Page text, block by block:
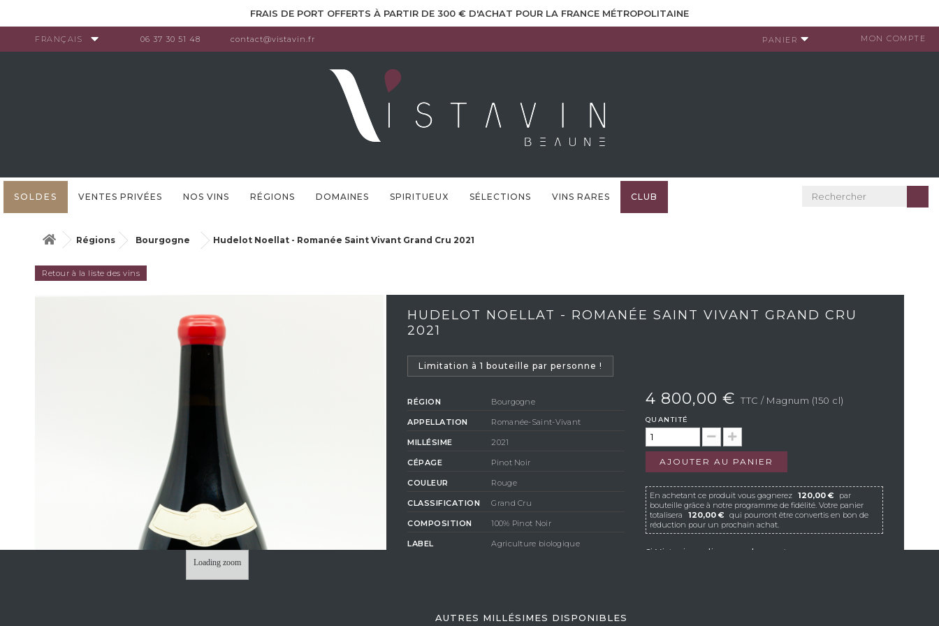
FRAIS DE PORT OFFERTS À PARTIR DE 300 € D'ACHAT POUR LA FRANCE MÉTROPOLITAINE
MON COMPTE
FRANÇAIS 06 37 30 51 48 contact@vistavin.fr PANIER
SOLDES VENTES PRIVÉES NOS VINS RÉGIONS DOMAINES SPIRITUEUX SÉLECTIONS VINS RARES CLUB
Régions Bourgogne Hudelot Noellat - Romanée Saint Vivant Grand Cru 2021
Retour à la liste des vins
Loading zoom
HUDELOT NOELLAT - ROMANÉE SAINT VIVANT GRAND CRU
2021
Limitation à 1 bouteille par personne !
RÉGION Bourgogne
APPELLATION Romanée-Saint-Vivant
MILLÉSIME 2021
CÉPAGE Pinot Noir
COULEUR Rouge
CLASSIFICATION Grand Cru
COMPOSITION 100% Pinot Noir
LABEL Agriculture biologique
4 800,00 € TTC / Magnum (150 cl)
QUANTITÉ
AJOUTER AU PANIER
En achetant ce produit vous gagnerez 120,00 €
par
bouteille grâce à notre programme de fidélité. Votre panier
totalisera
120,00 € qui pourront être convertis en bon de
réduction pour un prochain achat.
Si Vistavin ne livre pas dans votre pays, nous vous
AUTRES MILLÉSIMES DISPONIBLES